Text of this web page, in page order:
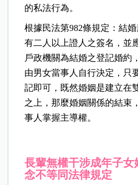
的私法行為。
根據民法第982條規定：結婚
有二人以上證人之簽名，並
戶政機關為結婚之登記婚約
由男女當事人自行決定，只
記即可，既然婚姻是建立在
之上，那麼婚姻關係的結束
事人掌握主導權。
長輩無權干涉成年子女
念不等同法律規定